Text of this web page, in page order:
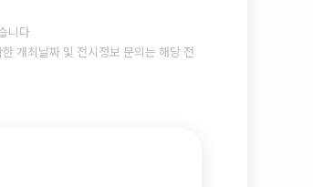
니다
개최날짜 및 전시정보 문의는 해당 전